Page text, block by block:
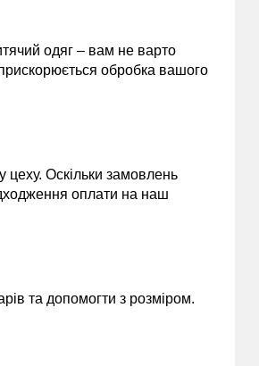
одяг – вам не варто
обробка вашого
цеху. Оскільки замовлень
оплати на наш
та допомогти з розміром.